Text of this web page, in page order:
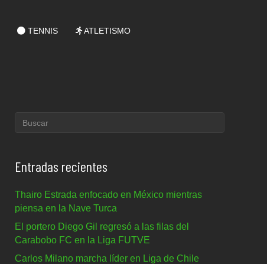
TENNIS ATLETISMO
Entradas recientes
Thairo Estrada enfocado en México mientras
piensa en la Nave Turca
El portero Diego Gil regresó a las filas del
Carabobo FC en la Liga FUTVE
Carlos Milano marcha líder en Liga de Chile